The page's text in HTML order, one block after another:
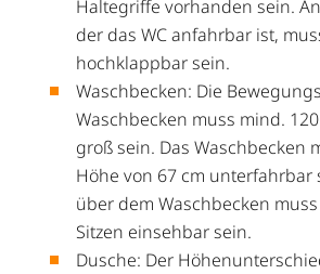
Haltegriffe vorhanden sein.
der das WC anfahrbar ist,
hochklappbar sein.
Waschbecken: Die
Waschbecken muss mind.
groß sein. Das Waschbecken
Höhe von 67 cm unterfahrbar
über dem Waschbecken
Sitzen einsehbar sein.
Dusche: Der